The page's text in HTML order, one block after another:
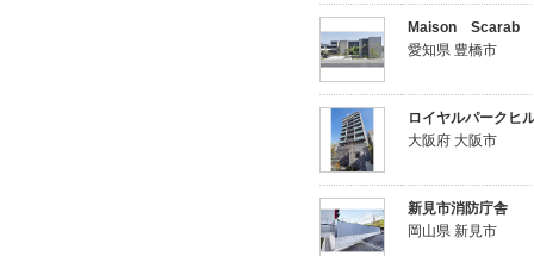
Maison Scarab
愛知県 豊橋市
ロイヤルパークヒ
大阪府 大阪市
新見市消防庁舎
岡山県 新見市